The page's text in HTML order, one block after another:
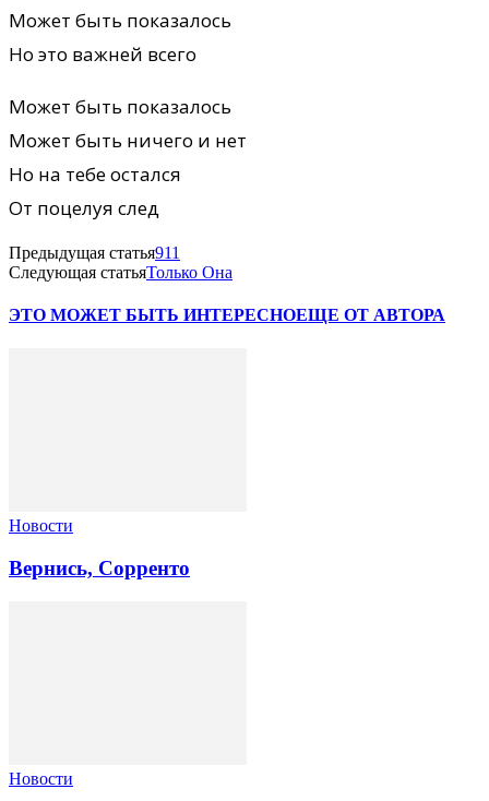
Может быть показалось
Но это важней всего
Может быть показалось
Может быть ничего и нет
Но на тебе остался
От поцелуя след
Предыдущая статья911
Следующая статьяТолько Она
ЭТО МОЖЕТ БЫТЬ ИНТЕРЕСНОЕЩЕ ОТ АВТОРА
Новости
Вернись, Сорренто
Новости